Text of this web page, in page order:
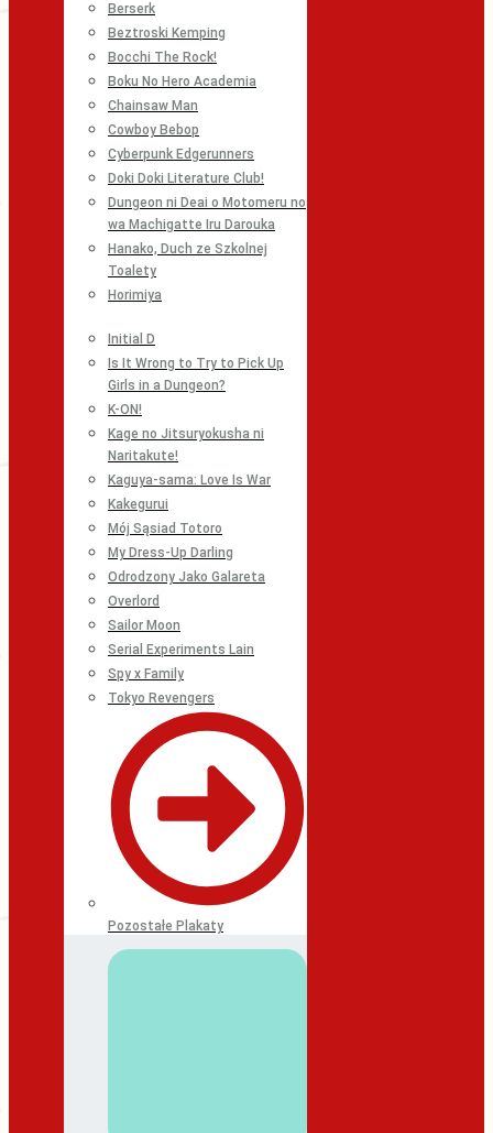
Berserk
Beztroski Kemping
Bocchi The Rock!
Boku No Hero Academia
Chainsaw Man
Cowboy Bebop
Cyberpunk Edgerunners
Doki Doki Literature Club!
Dungeon ni Deai o Motomeru no
wa Machigatte Iru Darouka
Hanako, Duch ze Szkolnej
Toalety
Horimiya
Initial D
Is It Wrong to Try to Pick Up
Girls in a Dungeon?
K-ON!
Kage no Jitsuryokusha ni
Naritakute!
Kaguya-sama: Love Is War
Kakegurui
Mój Sąsiad Totoro
My Dress-Up Darling
Odrodzony Jako Galareta
Overlord
Sailor Moon
Serial Experiments Lain
Spy x Family
Tokyo Revengers
Pozostałe Plakaty